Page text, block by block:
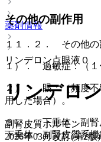
その他の副作用
１１．２． その他の
１）． 過敏症：（１
２）． 眼：（頻度不
用した場合）。
３）． 下垂体・副腎
下垂体・副腎皮質系機
薬剤情報
リンデロン点眼液０．
リンデロ
副腎皮質ホルモン
2026年03月改訂(第2版)